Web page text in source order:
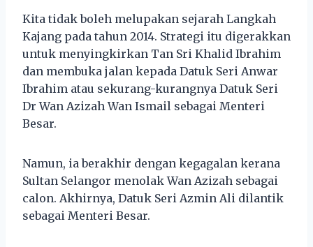
Kita tidak boleh melupakan sejarah Langkah
Kajang pada tahun 2014. Strategi itu digerakkan
untuk menyingkirkan Tan Sri Khalid Ibrahim
dan membuka jalan kepada Datuk Seri Anwar
Ibrahim atau sekurang-kurangnya Datuk Seri
Dr Wan Azizah Wan Ismail sebagai Menteri
Besar.
Namun, ia berakhir dengan kegagalan kerana
Sultan Selangor menolak Wan Azizah sebagai
calon. Akhirnya, Datuk Seri Azmin Ali dilantik
sebagai Menteri Besar.